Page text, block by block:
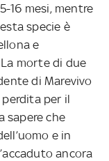
16 mesi, mentre
specie è
e
morte di due
di Marevivo
perdita per il
sapere che
e in
ancora